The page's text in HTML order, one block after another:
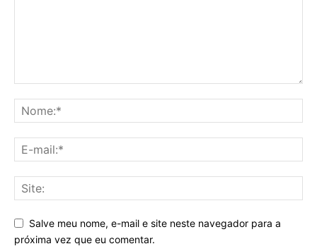
Salve meu nome, e-mail e site neste navegador para a
próxima vez que eu comentar.